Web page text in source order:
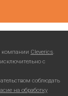
компании Cleverics.
с
соблюдать
на обработку